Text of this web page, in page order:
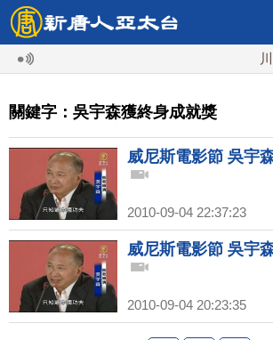
川
關鍵字：吳宇森獲終身成就獎
威尼斯電影節 吳宇
2010-09-04 22:37:23
威尼斯電影節 吳宇
2010-09-04 20:23:35